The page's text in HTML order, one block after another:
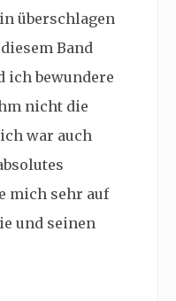
überschlagen
Band
ich bewundere
nicht die
war auch
mich sehr auf
und seinen